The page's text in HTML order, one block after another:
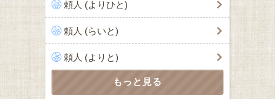
頼人 (よりひと)
頼人 (らいと)
頼人 (よりと)